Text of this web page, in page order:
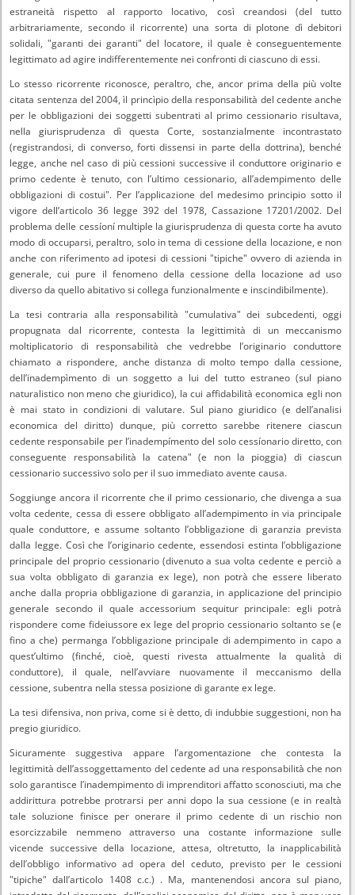
estraneità rispetto al rapporto locativo, così creandosi (del tutto
arbitrariamente, secondo il ricorrente) una sorta di plotone dì debitori
solidali, "garanti dei garanti" del locatore, il quale è conseguentemente
legittimato ad agire indifferentemente nei confronti di ciascuno di essi.
Lo stesso ricorrente riconosce, peraltro, che, ancor prima della più volte
citata sentenza del 2004, ìl princìpio della responsabilità del cedente anche
per le obbligazioni dei soggetti subentrati al primo cessionario risultava,
nella giurisprudenza dì questa Corte, sostanzialmente incontrastato
(registrandosi, di converso, forti dissensi in parte della dottrina), benché
legge, anche nel caso di più cessioni successive il conduttore originario e
primo cedente è tenuto, con l’ultimo cessionario, all’adempimento delle
obbligazioni di costui". Per l’applicazione del medesimo principio sotto il
vigore dell’articolo 36 legge 392 del 1978, Cassazione 17201/2002. Del
problema delle cessíoní multiple la giurisprudenza di questa corte ha avuto
modo di occuparsi, peraltro, solo in tema di cessione della locazione, e non
anche con riferimento ad ipotesi di cessioni "tipiche" ovvero di azienda in
generale, cui pure il fenomeno della cessione della locazione ad uso
diverso da quello abitativo si collega funzionalmente e inscindibilmente).
La tesi contraria alla responsabilità "cumulativa" dei subcedenti, oggi
propugnata dal ricorrente, contesta la legittimità di un meccanismo
moltiplicatorio di responsabilità che vedrebbe l’originario conduttore
chiamato a rispondere, anche distanza di molto tempo dalla cessione,
dell’inadempìmento di un soggetto a lui del tutto estraneo (sul piano
naturalistico non meno che giuridico), la cui affidabilità economica egli non
è mai stato in condizioni di valutare. Sul piano giuridico (e dell’analisi
economica del diritto) dunque, più corretto sarebbe ritenere ciascun
cedente responsabile per l’inadempímento del solo cessíonario diretto, con
conseguente responsabilità la catena" (e non la pioggia) di ciascun
cessionario successivo solo per il suo immediato avente causa.
Soggiunge ancora il ricorrente che il primo cessionario, che divenga a sua
volta cedente, cessa di essere obbligato all’adempimento in via principale
quale conduttore, e assume soltanto l’obbligazione di garanzia prevista
dalla legge. Così che l’originario cedente, essendosi estinta l’obbligazione
principale del proprio cessionario (divenuto a sua volta cedente e perciò a
sua volta obbligato di garanzia ex lege), non potrà che essere liberato
anche dalla propria obbligazione di garanzia, in applicazione del principio
generale secondo il quale accessorium sequitur principale: egli potrà
rispondere come fideiussore ex lege del proprio cessionario soltanto se (e
fino a che) permanga l’obbligazione principale di adempimento in capo a
quest’ultimo (finché, cioè, questi rivesta attualmente la qualità di
conduttore), il quale, nell’avviare nuovamente il meccanismo della
cessione, subentra nella stessa posizione di garante ex lege.
La tesi difensiva, non priva, come si è detto, di indubbie suggestioni, non ha
pregio giuridico.
Sicuramente suggestiva appare l’argomentazione che contesta la
legittimità dell’assoggettamento del cedente ad una responsabilità che non
solo garantisce l’inadempimento di imprenditori affatto sconosciuti, ma che
addirittura potrebbe protrarsi per anni dopo la sua cessione (e in realtà
tale soluzione finisce per onerare il primo cedente di un rischio non
esorcizzabile nemmeno attraverso una costante informazione sulle
vicende successive della locazione, attesa, oltretutto, la inapplicabilità
dell’obbligo informativo ad opera del ceduto, previsto per le cessioni
"tipiche" dall’articolo 1408 c.c.) . Ma, mantenendosi ancora sul piano,